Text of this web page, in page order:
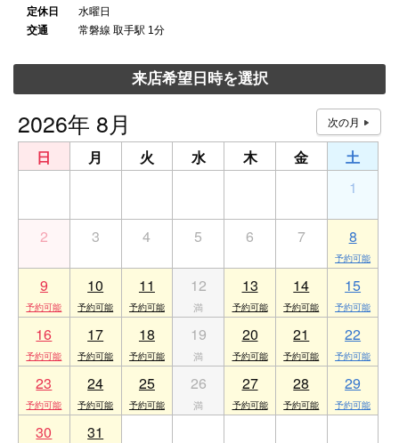
定休日
水曜日
交通
常磐線 取手駅 1分
来店希望日時を選択
2026年 8月
日 月 火 水 木 金
土
1
2 3 4 5 6 7 8
9 10 11 12 13 14 15
16 17 18 19 20 21 22
23 24 25 26 27 28 29
30 31